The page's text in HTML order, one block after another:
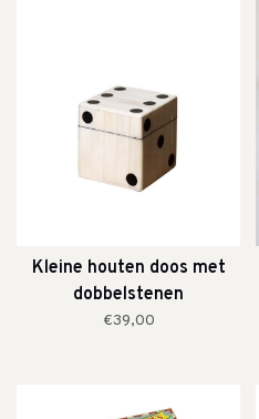
Kleine houten doos met
dobbelstenen
€39,00